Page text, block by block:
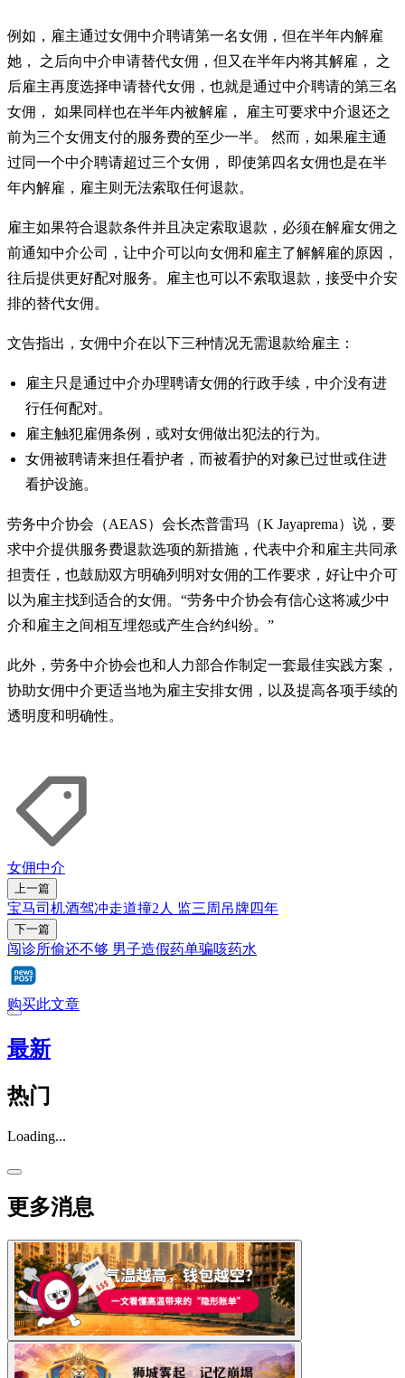
例如，雇主通过女佣中介聘请第一名女佣，但在半年内解雇
她， 之后向中介申请替代女佣，但又在半年内将其解雇， 之
后雇主再度选择申请替代女佣，也就是通过中介聘请的第三名
女佣， 如果同样也在半年内被解雇， 雇主可要求中介退还之
前为三个女佣支付的服务费的至少一半。 然而，如果雇主通
过同一个中介聘请超过三个女佣， 即使第四名女佣也是在半
年内解雇，雇主则无法索取任何退款。
雇主如果符合退款条件并且决定索取退款，必须在解雇女佣之
前通知中介公司，让中介可以向女佣和雇主了解解雇的原因，
往后提供更好配对服务。雇主也可以不索取退款，接受中介安
排的替代女佣。
文告指出，女佣中介在以下三种情况无需退款给雇主：
雇主只是通过中介办理聘请女佣的行政手续，中介没有进
行任何配对。
雇主触犯雇佣条例，或对女佣做出犯法的行为。
女佣被聘请来担任看护者，而被看护的对象已过世或住进
看护设施。
劳务中介协会（AEAS）会长杰普雷玛（K Jayaprema）说，要
求中介提供服务费退款选项的新措施，代表中介和雇主共同承
担责任，也鼓励双方明确列明对女佣的工作要求，好让中介可
以为雇主找到适合的女佣。“劳务中介协会有信心这将减少中
介和雇主之间相互埋怨或产生合约纠纷。”
此外，劳务中介协会也和人力部合作制定一套最佳实践方案，
协助女佣中介更适当地为雇主安排女佣，以及提高各项手续的
透明度和明确性。
女佣中介
上一篇
宝马司机酒驾冲走道撞2人 监三周吊牌四年
下一篇
闯诊所偷还不够 男子造假药单骗咳药水
购买此文章
最新
热门
Loading...
更多消息